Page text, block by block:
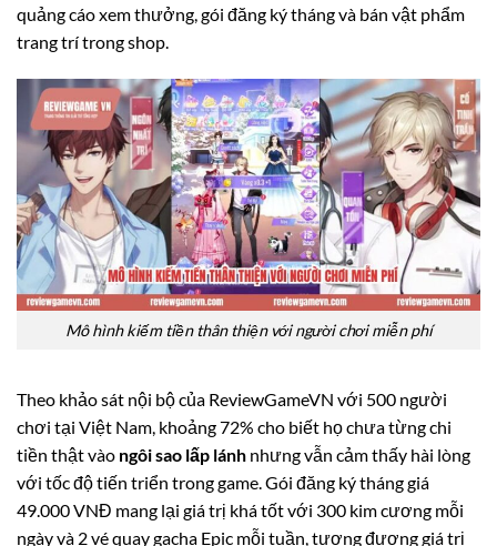
quảng cáo xem thưởng, gói đăng ký tháng và bán vật phẩm
trang trí trong shop.
Mô hình kiếm tiền thân thiện với người chơi miễn phí
Theo khảo sát nội bộ của ReviewGameVN với 500 người
chơi tại Việt Nam, khoảng 72% cho biết họ chưa từng chi
tiền thật vào ngôi sao lấp lánh nhưng vẫn cảm thấy hài lòng
với tốc độ tiến triển trong game. Gói đăng ký tháng giá
49.000 VNĐ mang lại giá trị khá tốt với 300 kim cương mỗi
ngày và 2 vé quay gacha Epic mỗi tuần, tương đương giá trị